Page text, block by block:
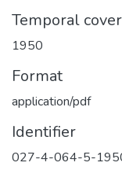
Temporal
1950
Format
application/pdf
Identifier
027-4-064-5-